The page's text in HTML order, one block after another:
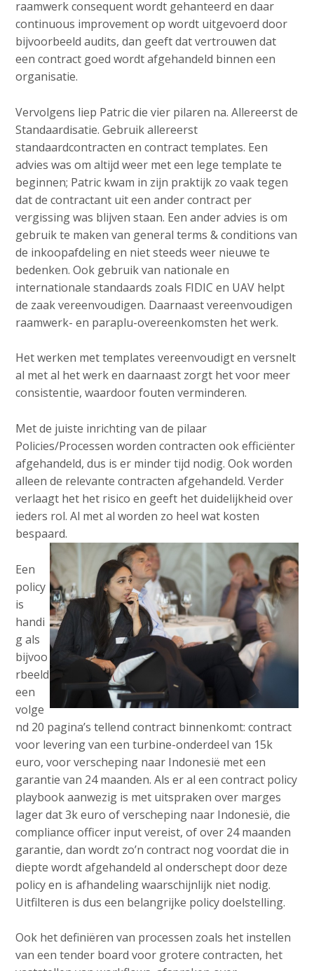
raamwerk consequent wordt gehanteerd en daar
continuous improvement op wordt uitgevoerd door
bijvoorbeeld audits, dan geeft dat vertrouwen dat
een contract goed wordt afgehandeld binnen een
organisatie.
Vervolgens liep Patric die vier pilaren na. Allereerst de
Standaardisatie. Gebruik allereerst
standaardcontracten en contract templates. Een
advies was om altijd weer met een lege template te
beginnen; Patric kwam in zijn praktijk zo vaak tegen
dat de contractant uit een ander contract per
vergissing was blijven staan. Een ander advies is om
gebruik te maken van general terms & conditions van
de inkoopafdeling en niet steeds weer nieuwe te
bedenken. Ook gebruik van nationale en
internationale standaards zoals FIDIC en UAV helpt
de zaak vereenvoudigen. Daarnaast vereenvoudigen
raamwerk- en paraplu-overeenkomsten het werk.
Het werken met templates vereenvoudigt en versnelt
al met al het werk en daarnaast zorgt het voor meer
consistentie, waardoor fouten verminderen.
Met de juiste inrichting van de pilaar
Policies/Processen worden contracten ook efficiënter
afgehandeld, dus is er minder tijd nodig. Ook worden
alleen de relevante contracten afgehandeld. Verder
verlaagt het het risico en geeft het duidelijkheid over
ieders rol. Al met al worden zo heel wat kosten
bespaard.
Een
policy
is
handi
g als
bijvoo
rbeeld
een
volge
nd 20 pagina’s tellend contract binnenkomt: contract
voor levering van een turbine-onderdeel van 15k
euro, voor verscheping naar Indonesië met een
garantie van 24 maanden. Als er al een contract policy
playbook aanwezig is met uitspraken over marges
lager dat 3k euro of verscheping naar Indonesië, die
compliance officer input vereist, of over 24 maanden
garantie, dan wordt zo’n contract nog voordat die in
diepte wordt afgehandeld al onderschept door deze
policy en is afhandeling waarschijnlijk niet nodig.
Uitfilteren is dus een belangrijke policy doelstelling.
Ook het definiëren van processen zoals het instellen
van een tender board voor grotere contracten, het